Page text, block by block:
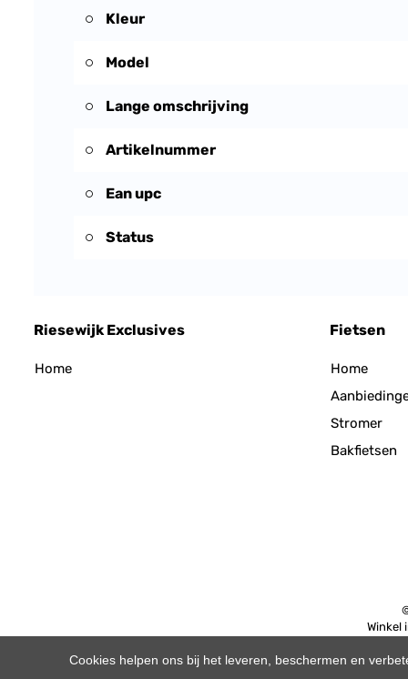
Kleur
Model
Lange omschrijving
Artikelnummer
Ean upc
Status
Riesewijk Exclusives
Home
Fietsen
Home
Stromer
Bakfietsen
Winkel
Cookies helpen ons bij het leveren, beschermen en